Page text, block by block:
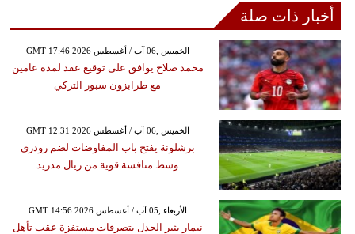
أخبار ذات صلة
GMT 17:46 2026 الخميس ,06 آب / أغسطس
محمد صلاح يوافق على توقيع عقد لمدة عامين
مع طرابزون سبور التركي
GMT 12:31 2026 الخميس ,06 آب / أغسطس
برشلونة يفتح باب المفاوضات لضم رودري
وسط منافسة قوية من ريال مدريد
GMT 14:56 2026 الأربعاء ,05 آب / أغسطس
نيمار يثير الجدل بتصرفات مستفزة عقب تأهل